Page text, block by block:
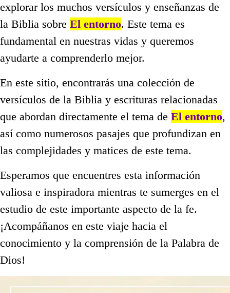
explorar los muchos versículos y enseñanzas de
la Biblia sobre El entorno. Este tema es
fundamental en nuestras vidas y queremos
ayudarte a comprenderlo mejor.
En este sitio, encontrarás una colección de
versículos de la Biblia y escrituras relacionadas
que abordan directamente el tema de El entorno,
así como numerosos pasajes que profundizan en
las complejidades y matices de este tema.
Esperamos que encuentres esta información
valiosa e inspiradora mientras te sumerges en el
estudio de este importante aspecto de la fe.
¡Acompáñanos en este viaje hacia el
conocimiento y la comprensión de la Palabra de
Dios!